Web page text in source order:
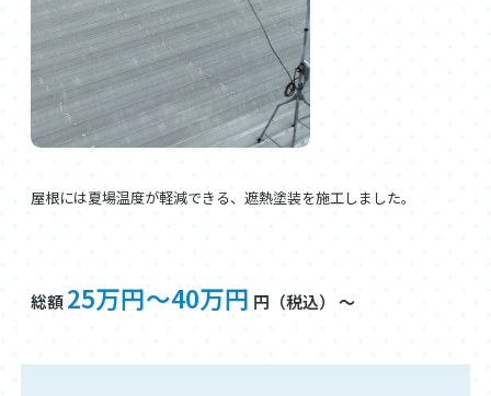
屋根には夏場温度が軽減できる、遮熱塗装を施工しました。
総額25万円～40万円 円（税込） ～